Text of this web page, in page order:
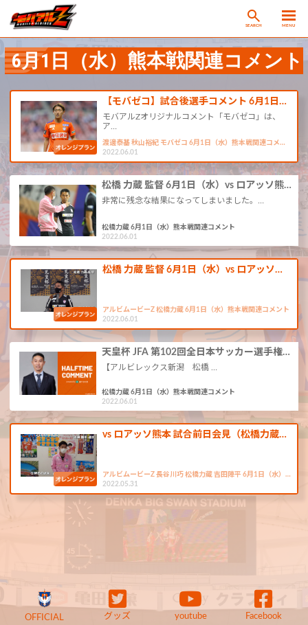
SEARCH MENU
6月1日（水）熊本戦関連コメント
【モバゼコ】試合後選手コメント 6月1日…
モバアルZオリジナルコメント「モバゼコ」は、
ア…
渡邊泰基 秋山裕紀 モバゼコ 6月1日（水）熊本戦関連コメ…
2022.06.01
松橋 力蔵 監督 6月1日（水）vs ロアッソ熊…
非常に残念な結果になってしまいました。…
松橋力蔵 6月1日（水）熊本戦関連コメント
2022.06.01
松橋 力蔵 監督 6月1日（水）vs ロアッソ…
アルビムービーZ 松橋力蔵 6月1日（水）熊本戦関連コメント
2022.06.01
天皇杯 JFA 第102回全日本サッカー選手権…
【アルビレックス新潟 松橋 …
松橋力蔵 6月1日（水）熊本戦関連コメント
2022.06.01
vs ロアッソ熊本 試合前日会見（松橋力蔵…
アルビムービーZ 長谷川巧 松橋力蔵 吉田陣平 6月1日（水）…
2022.05.31
OFFICIAL グッズ youtube Facebook